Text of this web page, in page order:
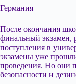
Германия
После окончания
финальный экзамен,
поступления в
экзамены уже
проведения. Но они
безопасности и